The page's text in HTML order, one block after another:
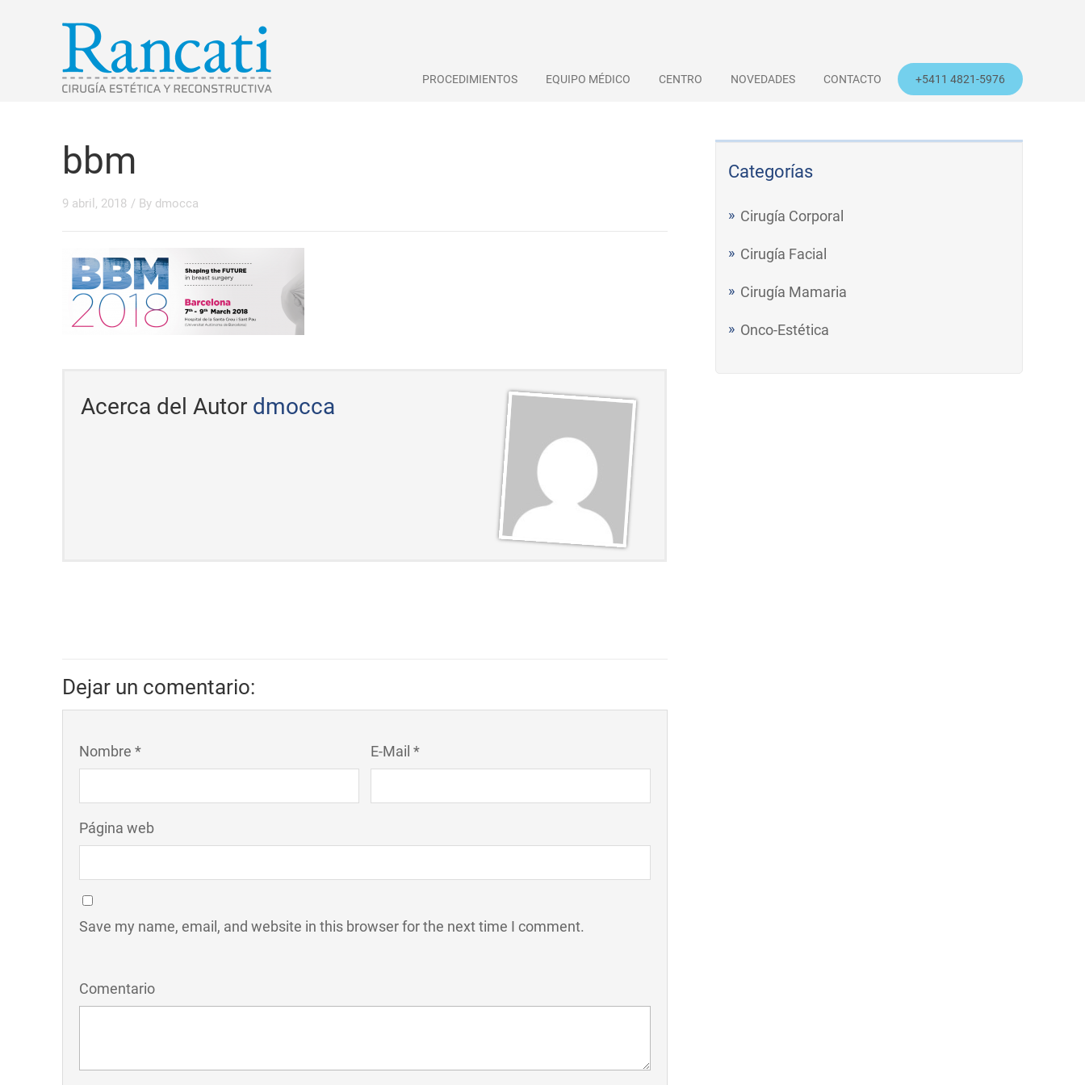
PROCEDIMIENTOS EQUIPO MÉDICO CENTRO NOVEDADES CONTACTO +5411 4821-5976
Categorías
Cirugía Corporal
Cirugía Facial
Cirugía Mamaria
Onco-Estética
bbm
9 abril, 2018 / By dmocca
Acerca del Autor dmocca
Dejar un comentario:
Nombre * E-Mail *
Página web
Save my name, email, and website in this browser for the next time I comment.
Comentario